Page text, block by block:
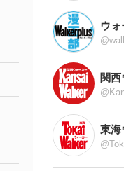
ウォ
関
東海